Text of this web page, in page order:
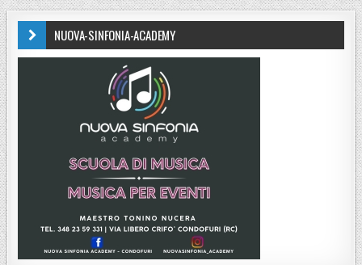
NUOVA-SINFONIA-ACADEMY